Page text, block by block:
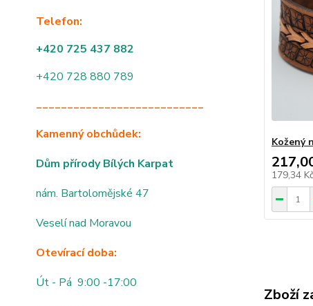
Telefon:
+420 725 437 882
+420 728 880 789
___________________________
Kamenný obchůdek:
Dům přírody Bílých Karpat
nám. Bartolomějské 47
Veselí nad Moravou
Otevírací doba:
Út - Pá 9:00 -17:00
Kožený
179,34 Kč
Zboží